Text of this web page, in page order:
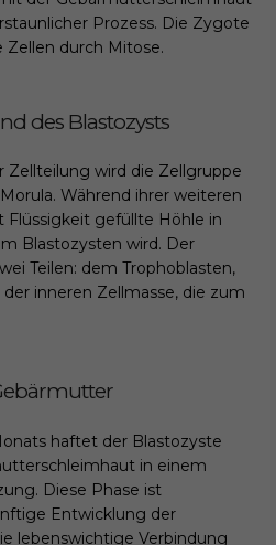
Prozess. Die Zygote
Zellen durch Mitose.
des Blastozysts
Zellteilung wird die Zellgruppe
Während ihrer weiteren
Flüssigkeit gefüllte Höhle in
Blastozysten wird. Der
Teilen: dem Trophoblasten,
inneren Zellmasse, die zum
haftet der Blastozyste
in einem
Diese Phase ist
Entwicklung der
lebenswichtige Verbindung